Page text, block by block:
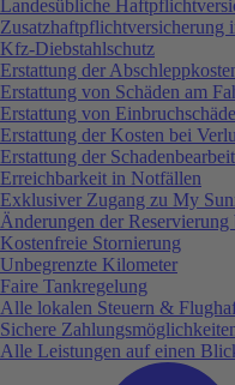
Landesübliche
Kfz-Diebstahlschutz
Erstattung der
Erstattung von Schäden am
Erstattung von
Erstattung der Kosten bei
Erstattung der
Erreichbarkeit in Notfällen
Exklusiver Zugang zu My
Änderungen der
Kostenfreie Stornierung
Unbegrenzte Kilometer
Faire Tankregelung
Alle lokalen Steuern &
Sichere
Alle Leistungen auf einen